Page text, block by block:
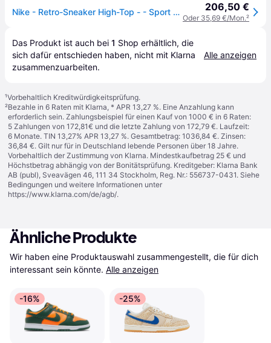
Nike - Retro-Sneaker High-Top - - Sport - Herren - Blau - 44 EU 206,50 €
Oder 35,69 €/Mon.²
Das Produkt ist auch bei 1 Shop erhältlich, die
sich dafür entschieden haben, nicht mit Klarna
zusammenzuarbeiten.
Alle anzeigen
¹Vorbehaltlich Kreditwürdigkeitsprüfung.
²Bezahle in 6 Raten mit Klarna, * APR 13,27 %. Eine Anzahlung kann
erforderlich sein. Zahlungsbeispiel für einen Kauf von 1000 € in 6 Raten:
5 Zahlungen von 172,81€ und die letzte Zahlung von 172,79 €. Laufzeit:
6 Monate. TIN 13,27% APR 13,27 %. Gesamtbetrag: 1036,84 €. Zinsen:
36,84 €. Gilt nur für in Deutschland lebende Personen über 18 Jahre.
Vorbehaltlich der Zustimmung von Klarna. Mindestkaufbetrag 25 € und
Höchstbetrag abhängig von der Bonitätsprüfung. Kreditgeber: Klarna Bank
AB (publ), Sveavägen 46, 111 34 Stockholm, Reg. Nr.: 556737-0431. Siehe
Bedingungen und weitere Informationen unter
https://www.klarna.com/de/agb/.
Ähnliche Produkte
Wir haben eine Produktauswahl zusammengestellt, die für dich
interessant sein könnte. Alle anzeigen
-16% -25%